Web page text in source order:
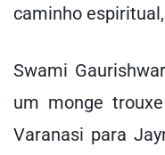
caminho
Swami
um monge
Varanasi para